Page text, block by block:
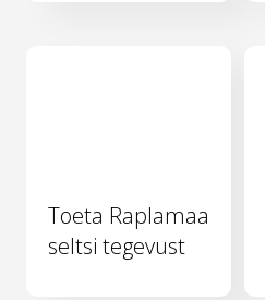
Toeta Raplamaa
seltsi tegevust